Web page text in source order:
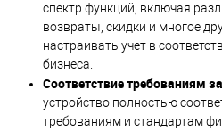
спектр функций, включая
возвраты, скидки и многое
настраивать учет в
бизнеса.
Соответствие требованиям
устройство полностью
требованиям и стандартам